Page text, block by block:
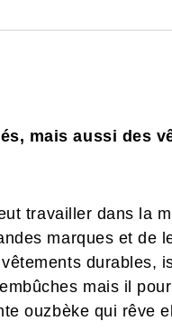
mais aussi des
travailler dans la
marques et de
durables,
mais il
ouzbèke qui rêve